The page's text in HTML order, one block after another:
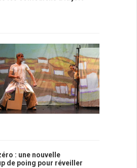
: une nouvelle
de poing pour réveiller